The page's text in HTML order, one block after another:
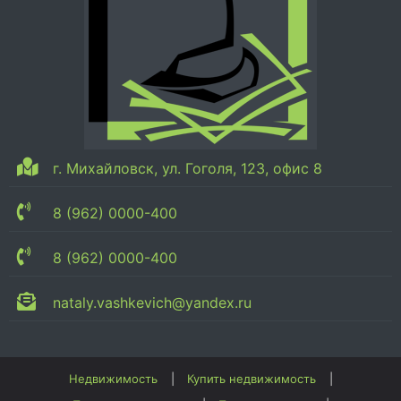
г. Михайловск, ул. Гоголя, 123, офис 8
8 (962) 0000-400
8 (962) 0000-400
nataly.vashkevich@yandex.ru
Недвижимость
Купить недвижимость